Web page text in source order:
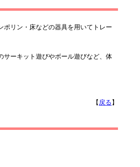
リン・床などの器具を用いてトレー
ーキット遊びやボール遊びなど、体
【 戻る 】